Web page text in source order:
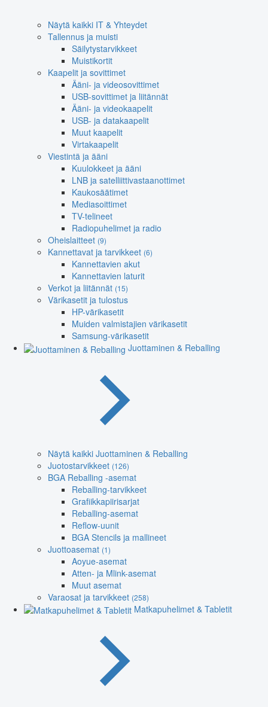
Näytä kaikki IT & Yhteydet
Tallennus ja muisti
Säilytystarvikkeet
Muistikortit
Kaapelit ja sovittimet
Ääni- ja videosovittimet
USB-sovittimet ja liitännät
Ääni- ja videokaapelit
USB- ja datakaapelit
Muut kaapelit
Virtakaapelit
Viestintä ja ääni
Kuulokkeet ja ääni
LNB ja satelliittivastaanottimet
Kaukosäätimet
Mediasoittimet
TV-telineet
Radiopuhelimet ja radio
Oheislaitteet (9)
Kannettavat ja tarvikkeet (6)
Kannettavien akut
Kannettavien laturit
Verkot ja liitännät (15)
Värikasetit ja tulostus
HP-värikasetit
Muiden valmistajien värikasetit
Samsung-värikasetit
Juottaminen & Reballing
Näytä kaikki Juottaminen & Reballing
Juotostarvikkeet (126)
BGA Reballing -asemat
Reballing-tarvikkeet
Grafiikkapiirisarjat
Reballing-asemat
Reflow-uunit
BGA Stencils ja mallineet
Juottoasemat (1)
Aoyue-asemat
Atten- ja Mlink-asemat
Muut asemat
Varaosat ja tarvikkeet (258)
Matkapuhelimet & Tabletit